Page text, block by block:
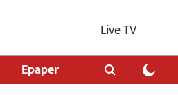
Live TV
Epaper